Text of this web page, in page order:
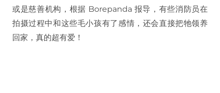
或是慈善机构，根据 Borepanda 报导，有些消防员在
拍摄过程中和这些毛小孩有了感情，还会直接把牠领养
回家，真的超有爱！